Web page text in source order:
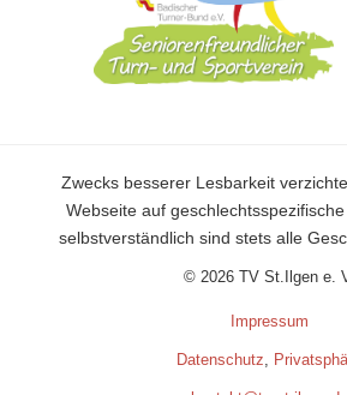
Zwecks besserer Lesbarkeit
Webseite auf
selbstverständlich sind stets alle
© 2026 TV St.Ilgen e.
Impressum
Datenschutz,